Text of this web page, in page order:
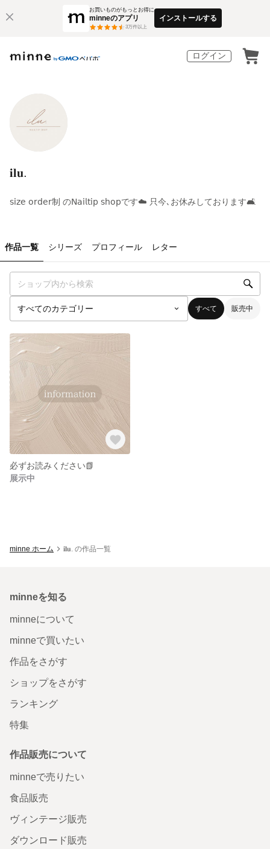
お買いものがもっとお得に
minneのアプリ
3万件以上
インストールする
ログイン
𝐢𝐥𝐮.
𝗌𝗂𝗓𝖾 𝗈𝗋𝖽𝖾𝗋制 の𝖭𝖺𝗂𝗅𝗍𝗂𝗉 𝗌𝗁𝗈𝗉です☁️ 只今､お休みしております🛋️
作品一覧 シリーズ プロフィール レター
すべて 販売中
必ずお読みください📗
展示中
minne ホーム 𝐢𝐥𝐮. の作品一覧
minneを知る
minneについて
minneで買いたい
作品をさがす
ショップをさがす
ランキング
特集
作品販売について
minneで売りたい
食品販売
ヴィンテージ販売
ダウンロード販売